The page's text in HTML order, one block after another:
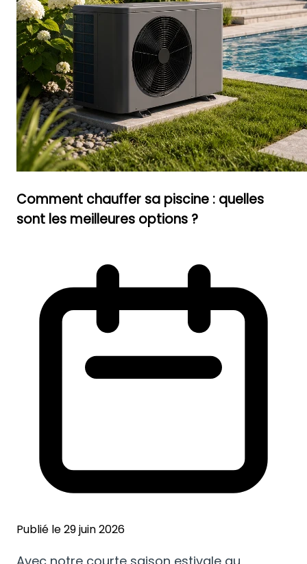
Comment chauffer sa piscine : quelles
sont les meilleures options ?
Publié le 29 juin 2026